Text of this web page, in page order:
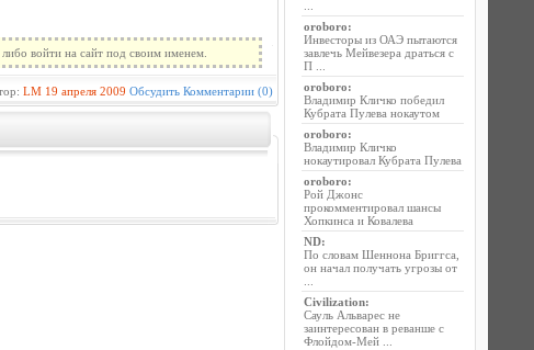
войти на сайт под своим именем.
LM 19 апреля 2009 Обсудить Комментарии (0)
oroboro:
Инвесторы из ОАЭ пытаются
завлечь Мейвезера драться с
П ...
oroboro:
Владимир Кличко победил
Кубрата Пулева нокаутом
oroboro:
Владимир Кличко
нокаутировал Кубрата Пулева
oroboro:
Рой Джонс
прокомментировал шансы
Хопкинса и Ковалева
ND:
По словам Шеннона Бриггса,
он начал получать угрозы от
Civilization:
Сауль Альварес не
заинтересован в реванше с
Флойдом-Мей ...